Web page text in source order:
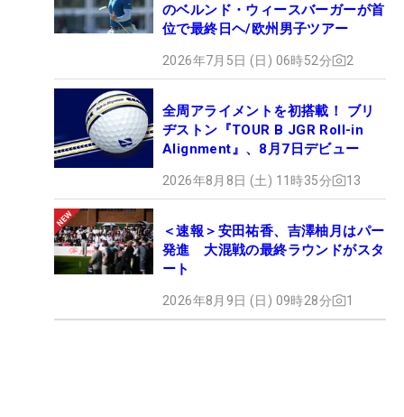
のベルンド・ウィースバーガーが首
位で最終日ヘ/欧州男子ツアー
2026年7月5日 (日) 06時52分 2
全周アライメントを初搭載！ ブリ
ヂストン『TOUR B JGR Roll-in
Alignment』、8月7日デビュー
2026年8月8日 (土) 11時35分 13
＜速報＞安田祐香、吉澤柚月はパー
発進 大混戦の最終ラウンドがスタ
ート
2026年8月9日 (日) 09時28分 1